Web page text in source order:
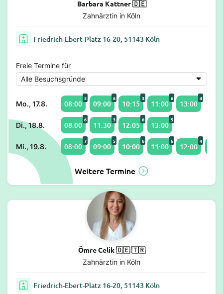
Barbara Kattner 🇩🇪
Zahnärztin in Köln
Friedrich-Ebert-Platz 16-20, 51143 Köln
Freie Termine für
Mo., 17.8. 08:00
5
09:00
6
10:15
3
11:00
6
13:00
4
Di., 18.8. 08:00
6
11:30
3
12:05
6
13:00
5
Mi., 19.8. 08:00
7
09:00
5
10:00
6
11:00
6
12:00
4
Weitere Termine
Ömre Celik 🇩🇪 🇹🇷
Zahnärztin in Köln
Friedrich-Ebert-Platz 16-20, 51143 Köln